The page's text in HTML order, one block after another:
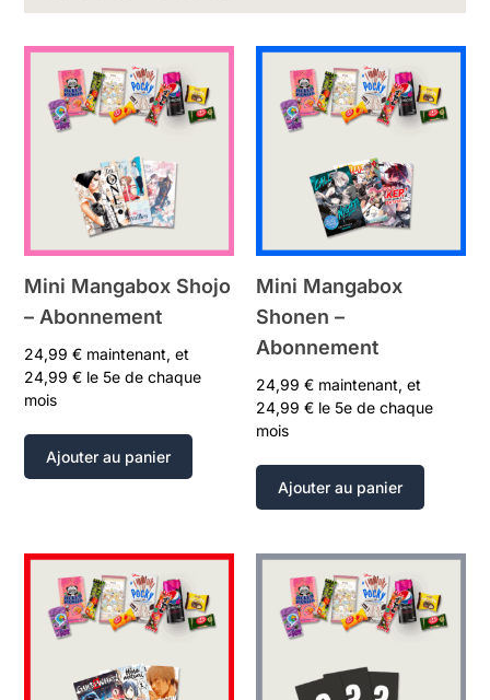
Mini Mangabox Shojo
– Abonnement
24,99€ maintenant, et
24,99€ le 5e de chaque
mois
Ajouter au panier
Mini Mangabox
Shonen –
Abonnement
24,99 € maintenant, et
24,99 € le 5e de chaque
mois
Ajouter au panier